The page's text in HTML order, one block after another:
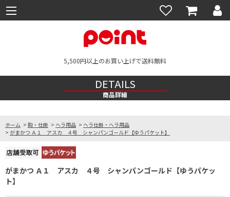
5,500円以上のお買い上げで送料無料
DETAILS
商品詳細
ホーム > 鈎・仕掛 > ヘラ用品 > ヘラ仕掛・ヘラ用品
> がまかつ Ａ１ アスカ ４号 シャンパンゴールド【ゆうパケット】
がまかつ Ａ１ アスカ ４号 シャンパンゴールド【ゆうパケッ
ト】